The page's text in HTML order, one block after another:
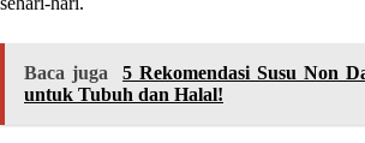
Baca juga
5 Rekomendasi Susu Non
untuk Tubuh dan Halal!